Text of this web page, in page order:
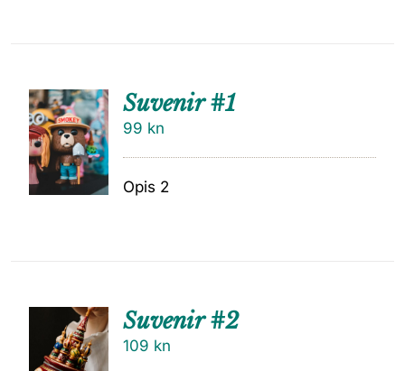
DODAJ
U
KOŠARI
CU
Suvenir #1
99 kn
Opis 2
DODAJ
U
KOŠARI
Suvenir #2
109 kn